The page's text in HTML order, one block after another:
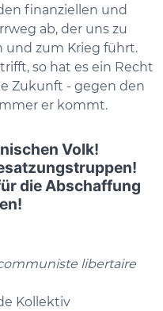
finanziellen und
ab, der uns zu
und zum Krieg führt.
so hat es ein Recht
Zukunft - gegen den
er kommt.
Volk!
die Abschaffung
libertaire
Kollektiv